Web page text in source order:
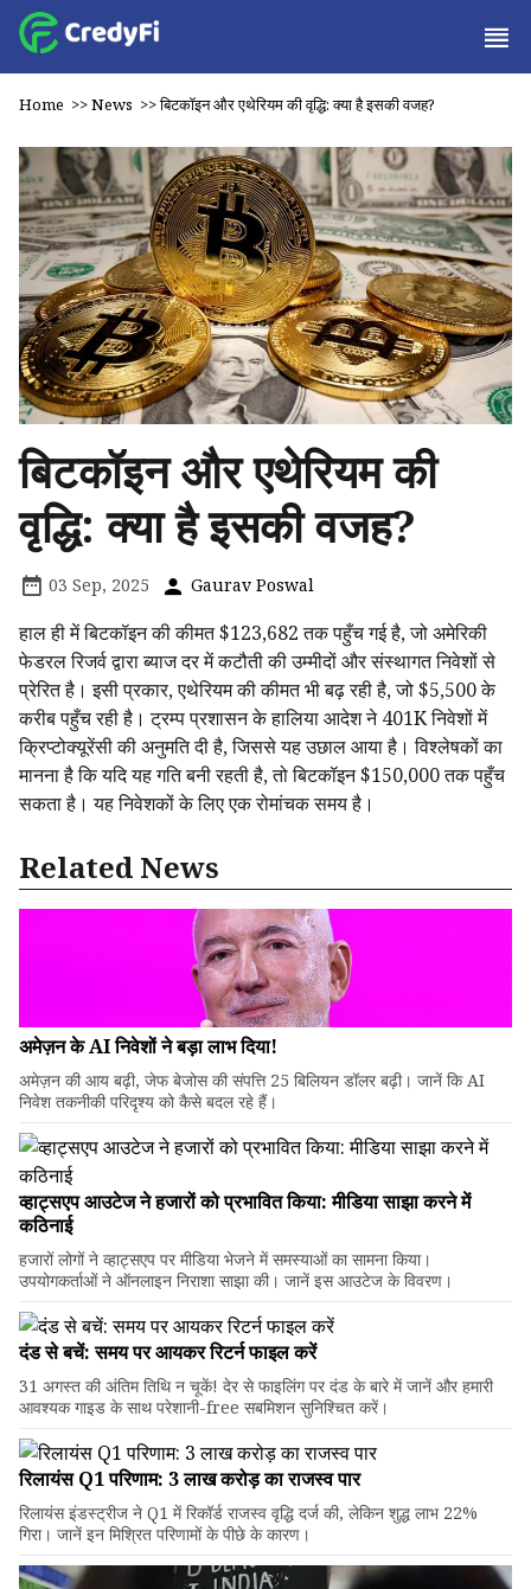
Home >>News >>बिटकॉइन और एथेरियम की वृद्धि: क्या है इसकी वजह?
बिटकॉइन और एथेरियम की
वृद्धि: क्या है इसकी वजह?
03 Sep, 2025 Gaurav Poswal
हाल ही में बिटकॉइन की कीमत $123,682 तक पहुँच गई है, जो अमेरिकी
फेडरल रिजर्व द्वारा ब्याज दर में कटौती की उम्मीदों और संस्थागत निवेशों से
प्रेरित है। इसी प्रकार, एथेरियम की कीमत भी बढ़ रही है, जो $5,500 के
करीब पहुँच रही है। ट्रम्प प्रशासन के हालिया आदेश ने 401K निवेशों में
क्रिप्टोक्यूरेंसी की अनुमति दी है, जिससे यह उछाल आया है। विश्लेषकों का
मानना है कि यदि यह गति बनी रहती है, तो बिटकॉइन $150,000 तक पहुँच
सकता है। यह निवेशकों के लिए एक रोमांचक समय है।
Related News
अमेज़न के AI निवेशों ने बड़ा लाभ दिया!
अमेज़न की आय बढ़ी, जेफ बेजोस की संपत्ति 25 बिलियन डॉलर बढ़ी। जानें कि AI
निवेश तकनीकी परिदृश्य को कैसे बदल रहे हैं।
व्हाट्सएप आउटेज ने हजारों को प्रभावित किया: मीडिया साझा करने में
कठिनाई
हजारों लोगों ने व्हाट्सएप पर मीडिया भेजने में समस्याओं का सामना किया।
उपयोगकर्ताओं ने ऑनलाइन निराशा साझा की। जानें इस आउटेज के विवरण।
दंड से बचें: समय पर आयकर रिटर्न फाइल करें
31 अगस्त की अंतिम तिथि न चूकें! देर से फाइलिंग पर दंड के बारे में जानें और हमारी
आवश्यक गाइड के साथ परेशानी-free सबमिशन सुनिश्चित करें।
रिलायंस Q1 परिणाम: ₹3 लाख करोड़ का राजस्व पार
रिलायंस इंडस्ट्रीज ने Q1 में रिकॉर्ड राजस्व वृद्धि दर्ज की, लेकिन शुद्ध लाभ 22%
गिरा। जानें इन मिश्रित परिणामों के पीछे के कारण।